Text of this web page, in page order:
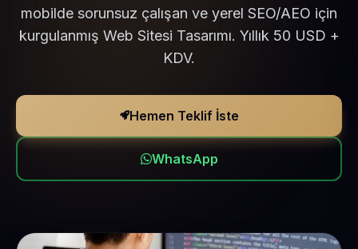
mobilde sorunsuz çalışan ve yerel SEO/AEO için
kurgulanmış Web Sitesi Tasarımı. Yıllık 50 USD +
KDV.
Hemen Teklif İste
WhatsApp